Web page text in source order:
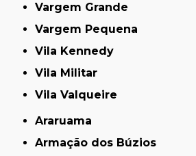
Vargem Grande
Vargem Pequena
Vila Kennedy
Vila Militar
Vila Valqueire
Araruama
Armação dos Búzios